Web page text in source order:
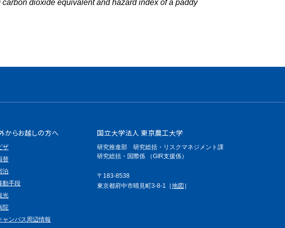
dioxide equivalent and hazard index of a paddy
からお越しの方へ
ザ
替
泊
動手段
光
院
ャンパス周辺情報
国立大学法人 東京農工大学
研究推進部 研究総括・リスクマネジメント課
研究総括・国際係 （GIR支援係）
〒183-8538
東京都府中市晴見町3-8-1［地図 ］